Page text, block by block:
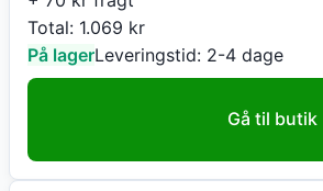
Total: 1.069 kr
På lagerLeveringstid: 2-4 dage
Gå til butik